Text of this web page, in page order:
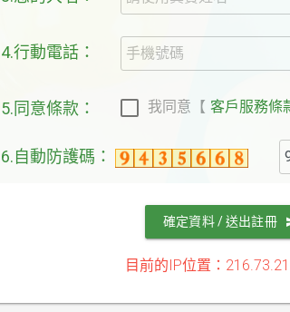
4.行動電話：
5.同意條款： 我同意 【 客戶服務條
6.自動防護碼：
確定資料 / 送出註冊
目前的IP位置：